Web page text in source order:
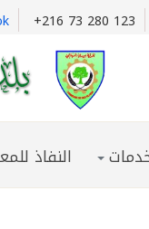
+216 73 280 123
النفاذ